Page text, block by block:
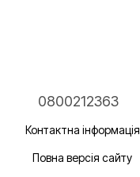
0800212363
Контактна інформація
Повна версія сайту